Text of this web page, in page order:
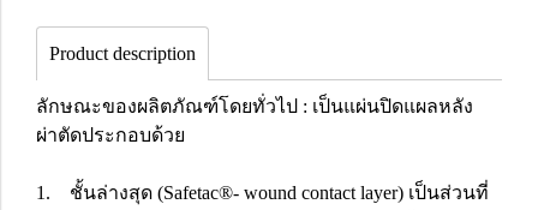
Product description
ลักษณะของผลิตภัณฑ์โดยทั่วไป : เป็นแผ่นปิดแผลหลัง
ผ่าตัดประกอบด้วย
1. ชั้นล่างสุด (Safetac®- wound contact layer) เป็นส่วนที่